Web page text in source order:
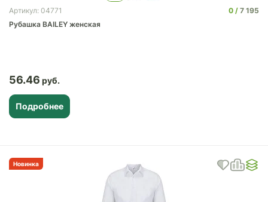
Артикул: 04771 0
7 195
Рубашка BAILEY женская
56.46
Подробнее
Новинка